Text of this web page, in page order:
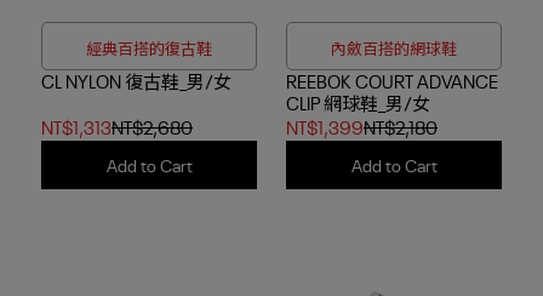
經典百搭的復古鞋
CL NYLON 復古鞋_男/女
NT$1,313NT$2,680
Add to Cart
內斂百搭的網球鞋
REEBOK COURT ADVANCE
CLIP 網球鞋_男/女
NT$1,399NT$2,180
Add to Cart